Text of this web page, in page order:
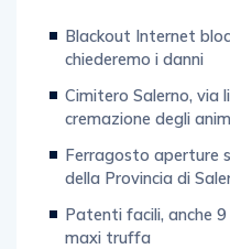
Blackout Internet
chiederemo i danni
Cimitero Salerno, via
cremazione degli
Ferragosto aperture
della Provincia di
Patenti facili, anche
maxi truffa